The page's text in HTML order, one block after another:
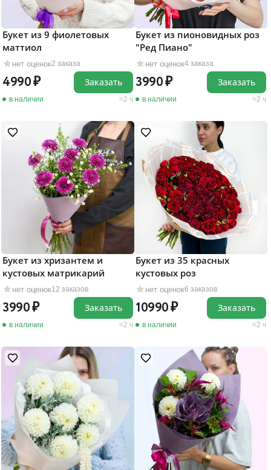
нет оценок2 заказа
Букет из 9 фиолетовых
маттиол
4990
в наличии 2 ч
Заказать
нет оценок4 заказа
Букет из пионовидных роз
"Ред Пиано"
3990
в наличии 2 ч
Заказать
нет оценок12 заказов
Букет из хризантем и
кустовых матрикарий
3990
в наличии 2 ч
Заказать
нет оценок6 заказов
Букет из 35 красных
кустовых роз
10990
в наличии 2 ч
Заказать